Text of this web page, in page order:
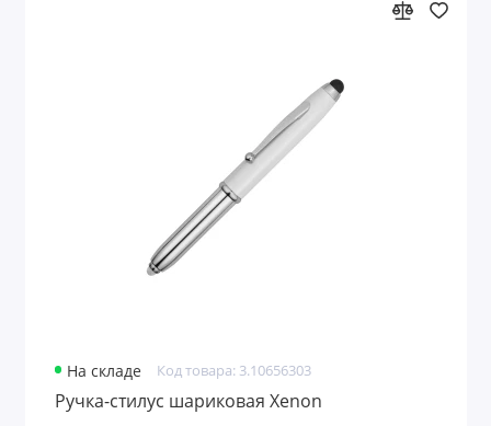
На складе Код товара: 3.10656303
Ручка-стилус шариковая Xenon